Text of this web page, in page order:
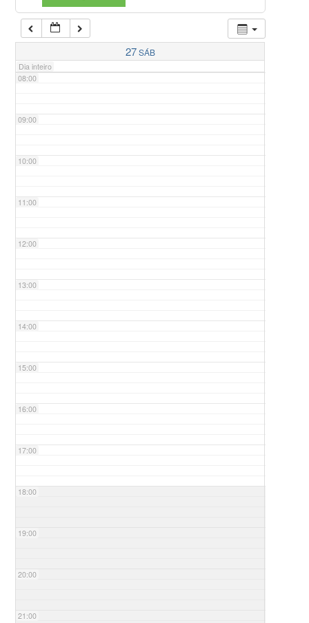
27SÁB
Dia inteiro
07:00
08:00
09:00
10:00
11:00
12:00
13:00
14:00
15:00
16:00
17:00
18:00
19:00
20:00
21:00